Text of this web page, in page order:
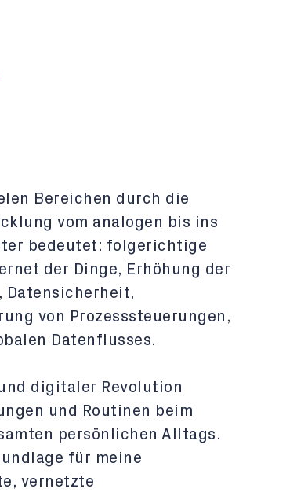
Bereichen durch die
vom analogen bis ins
bedeutet: folgerichtige
der Dinge, Erhöhung der
Datensicherheit,
von Prozesssteuerungen,
Datenflusses.
digitaler Revolution
und Routinen beim
persönlichen Alltags.
für meine
vernetzte